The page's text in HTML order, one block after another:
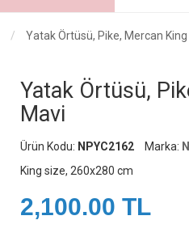
Yatak Örtüsü, Pike, Mercan
Yatak Örtüsü,
Mavi
Ürün Kodu: NPYC2162 Marka:
King size, 260x280 cm
2,100.00 TL